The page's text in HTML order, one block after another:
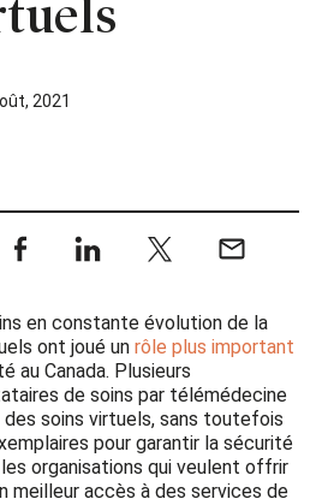
2021
en constante évolution de la
ont joué un rôle plus important
au Canada. Plusieurs
de soins par télémédecine
soins virtuels, sans toutefois
pour garantir la sécurité
organisations qui veulent offrir
meilleur accès à des services de